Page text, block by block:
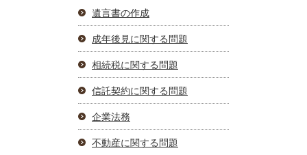
遺言書の作成
成年後見に関する問題
相続税に関する問題
信託契約に関する問題
企業法務
不動産に関する問題